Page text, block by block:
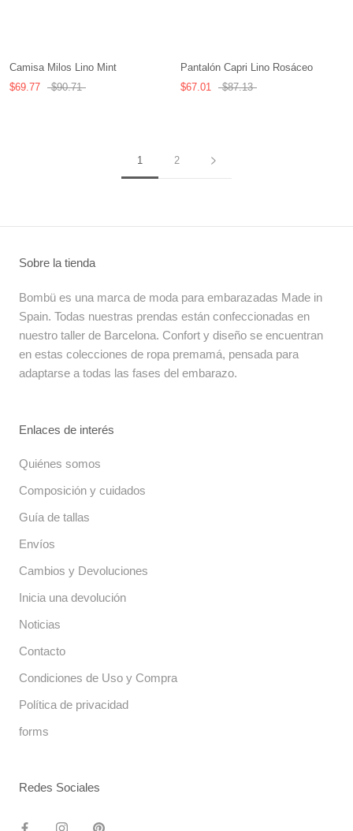
Camisa Milos Lino Mint
$69.77
$90.71
Pantalón Capri Lino Rosáceo
$67.01
$87.13
1 2
Sobre la tienda
Bombü es una marca de moda para embarazadas Made in
Spain. Todas nuestras prendas están confeccionadas en
nuestro taller de Barcelona. Confort y diseño se encuentran
en estas colecciones de ropa premamá, pensada para
adaptarse a todas las fases del embarazo.
Enlaces de interés
Quiénes somos
Composición y cuidados
Guía de tallas
Envíos
Cambios y Devoluciones
Inicia una devolución
Noticias
Contacto
Condiciones de Uso y Compra
Política de privacidad
forms
Redes Sociales